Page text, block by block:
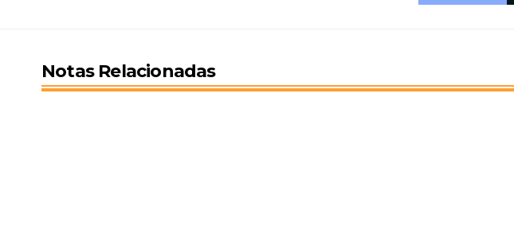
Notas Relacionadas